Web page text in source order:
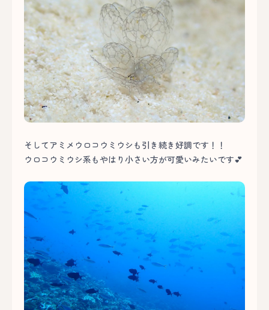
そしてアミメウロコウミウシも引き続き好調です！！
ウロコウミウシ系もやはり小さい方が可愛いみたいです💕